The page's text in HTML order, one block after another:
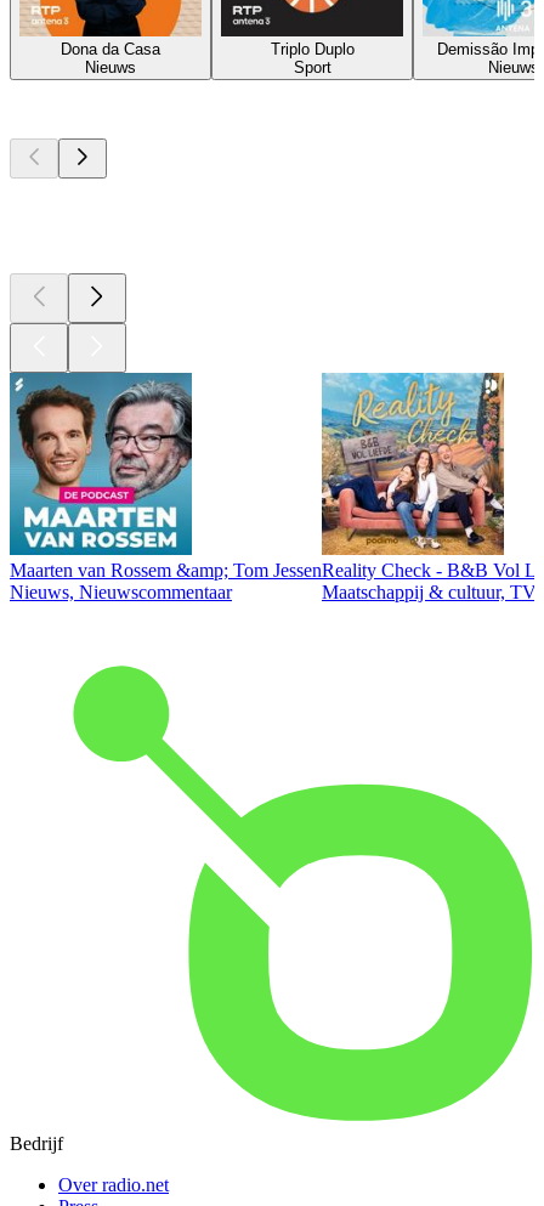
Dona da Casa
Nieuws
Triplo Duplo
Sport
Demissão
Nieuws
Maarten van Rossem &amp; Tom Jessen
Nieuws, Nieuwscommentaar
Reality Check - B&B Vol
Maatschappij & cultuur,
Bedrijf
Over radio.net